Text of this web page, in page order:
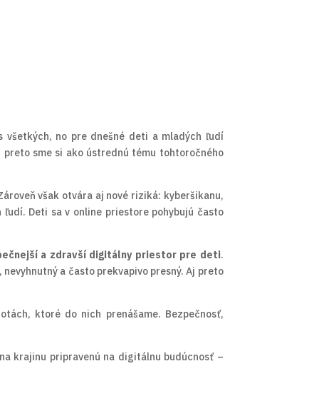
všetkých, no pre dnešné deti a mladých ľudí
sme si ako ústrednú tému tohtoročného
však otvára aj nové riziká: kyberšikanu,
Deti sa v online priestore pohybujú často
a zdravší digitálny priestor pre deti.
a často prekvapivo presný. Aj preto
ktoré do nich prenášame. Bezpečnosť,
krajinu pripravenú na digitálnu budúcnosť –